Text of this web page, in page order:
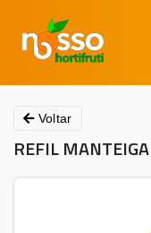
Voltar
REFIL